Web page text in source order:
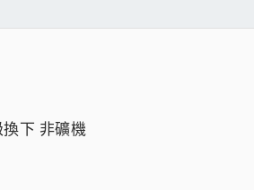
下 非礦機